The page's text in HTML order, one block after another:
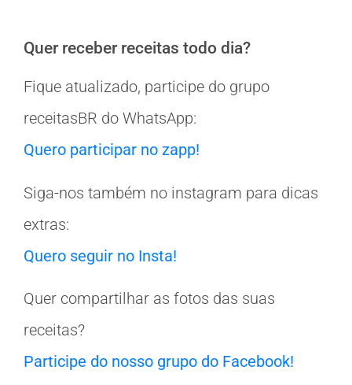
Quer receber receitas todo dia?
Fique atualizado, participe do grupo
receitasBR do WhatsApp:
Quero participar no zapp!
Siga-nos também no instagram para dicas
extras:
Quero seguir no Insta!
Quer compartilhar as fotos das suas
receitas?
Participe do nosso grupo do Facebook!